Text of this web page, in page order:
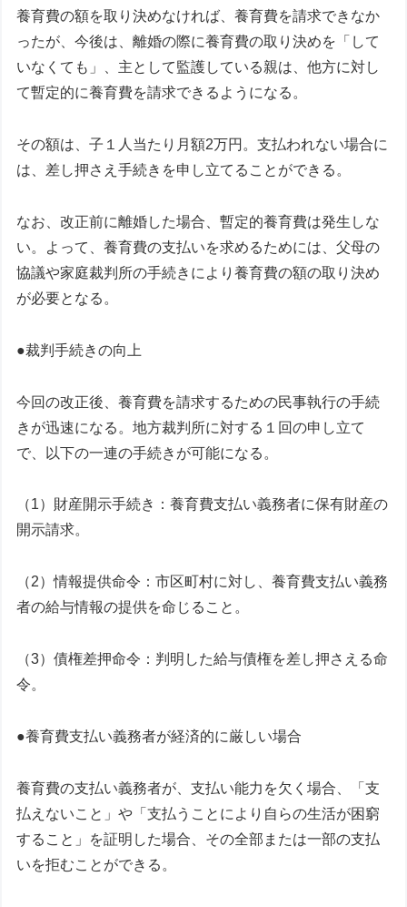
養育費の額を取り決めなければ、養育費を請求できなか
ったが、今後は、離婚の際に養育費の取り決めを「して
いなくても」、主として監護している親は、他方に対し
て暫定的に養育費を請求できるようになる。
その額は、子１人当たり月額2万円。支払われない場合に
は、差し押さえ手続きを申し立てることができる。
なお、改正前に離婚した場合、暫定的養育費は発生しな
い。よって、養育費の支払いを求めるためには、父母の
協議や家庭裁判所の手続きにより養育費の額の取り決め
が必要となる。
●裁判手続きの向上
今回の改正後、養育費を請求するための民事執行の手続
きが迅速になる。地方裁判所に対する１回の申し立て
で、以下の一連の手続きが可能になる。
（1）財産開示手続き：養育費支払い義務者に保有財産の
開示請求。
（2）情報提供命令：市区町村に対し、養育費支払い義務
者の給与情報の提供を命じること。
（3）債権差押命令：判明した給与債権を差し押さえる命
令。
●養育費支払い義務者が経済的に厳しい場合
養育費の支払い義務者が、支払い能力を欠く場合、「支
払えないこと」や「支払うことにより自らの生活が困窮
すること」を証明した場合、その全部または一部の支払
いを拒むことができる。